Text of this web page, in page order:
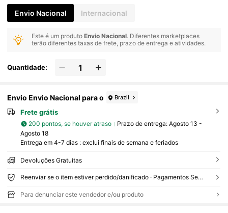
Envio Nacional Internacional
Este é um produtoEnvio Nacional. Diferentes marketplaces
terão diferentes taxas de frete, prazo de entrega e atividades.
Quantidade:
Envio Envio Nacional para o Brazil
Frete grátis
200 pontos, se houver atraso Prazo de entrega: Agosto 13 -
Agosto 18
Entrega em 4-7 dias : exclui finais de semana e feriados
Devoluções Gratuitas
Reenviar se o item estiver perdido/danificado · Pagamentos Seguros · Proteção de privacidade
Para denunciar este vendedor e/ou produto